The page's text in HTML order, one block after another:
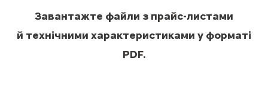
Завантажте файли з прайс-листами
й технічними характеристиками у форматі
PDF.